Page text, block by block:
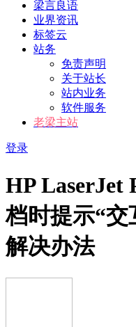
梁言良语
业界资讯
标签云
站务
免责声明
关于站长
站内业务
软件服务
老梁主站
登录
HP LaserJet
档时提示“交
解决办法